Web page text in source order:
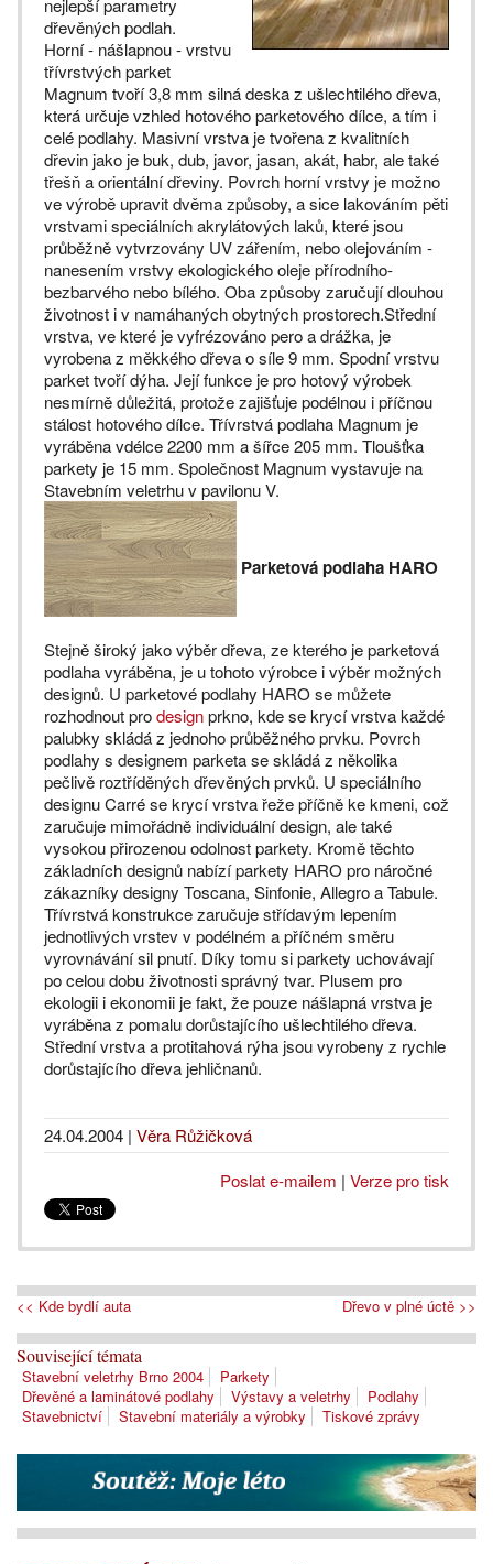
nejlepší parametry
dřevěných podlah.
Horní - nášlapnou - vrstvu
třívrstvých parket
Magnum tvoří 3,8 mm silná deska z ušlechtilého dřeva,
která určuje vzhled hotového parketového dílce, a tím i
celé podlahy. Masivní vrstva je tvořena z kvalitních
dřevin jako je buk, dub, javor, jasan, akát, habr, ale také
třešň a orientální dřeviny. Povrch horní vrstvy je možno
ve výrobě upravit dvěma způsoby, a sice lakováním pěti
vrstvami speciálních akrylátových laků, které jsou
průběžně vytvrzovány UV zářením, nebo olejováním -
nanesením vrstvy ekologického oleje přírodního-
bezbarvého nebo bílého. Oba způsoby zaručují dlouhou
životnost i v namáhaných obytných prostorech.Střední
vrstva, ve které je vyfrézováno pero a drážka, je
vyrobena z měkkého dřeva o síle 9 mm. Spodní vrstvu
parket tvoří dýha. Její funkce je pro hotový výrobek
nesmírně důležitá, protože zajišťuje podélnou i příčnou
stálost hotového dílce. Třívrstvá podlaha Magnum je
vyráběna vdélce 2200 mm a šířce 205 mm. Tloušťka
parkety je 15 mm. Společnost Magnum vystavuje na
Stavebním veletrhu v pavilonu V.
Parketová podlaha HARO
Stejně široký jako výběr dřeva, ze kterého je parketová
podlaha vyráběna, je u tohoto výrobce i výběr možných
designů. U parketové podlahy HARO se můžete
rozhodnout prodesignprkno, kde se krycí vrstva každé
palubky skládá z jednoho průběžného prvku. Povrch
podlahy s designem parketa se skládá z několika
pečlivě roztříděných dřevěných prvků. U speciálního
designu Carré se krycí vrstva řeže příčně ke kmeni, což
zaručuje mimořádně individuální design, ale také
vysokou přirozenou odolnost parkety. Kromě těchto
základních designů nabízí parkety HARO pro náročné
zákazníky designy Toscana, Sinfonie, Allegro a Tabule.
Třívrstvá konstrukce zaručuje střídavým lepením
jednotlivých vrstev v podélném a příčném směru
vyrovnávání sil pnutí. Díky tomu si parkety uchovávají
po celou dobu životnosti správný tvar. Plusem pro
ekologii i ekonomii je fakt, že pouze nášlapná vrstva je
vyráběna z pomalu dorůstajícího ušlechtilého dřeva.
Střední vrstva a protitahová rýha jsou vyrobeny z rychle
dorůstajícího dřeva jehličnanů.
24.04.2004 | Věra Růžičková
Poslat e-mailem | Verze pro tisk
<< Kde bydlí auta Dřevo v plné úctě >>
Související témata
Stavební veletrhy Brno 2004
Parkety
Dřevěné a laminátové podlahy
Výstavy a veletrhy
Podlahy
Stavebnictví
Stavební materiály a výrobky Tiskové zprávy